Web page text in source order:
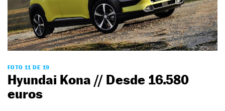
FOTO 11 DE 19
Hyundai Kona // Desde 16.580
euros